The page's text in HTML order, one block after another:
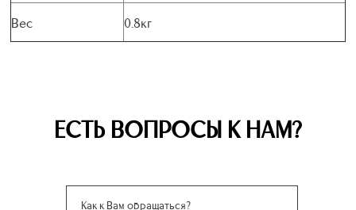
Вес 0.8кг
ЕСТЬ ВОПРОСЫ К НАМ?